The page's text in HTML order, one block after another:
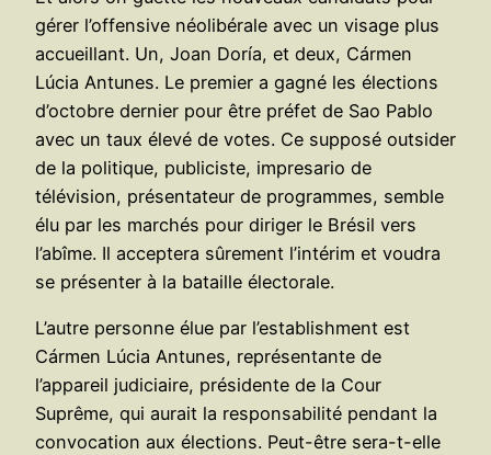
gérer l’offensive néolibérale avec un visage plus
accueillant. Un, Joan Doría, et deux, Cármen
Lúcia Antunes. Le premier a gagné les élections
d’octobre dernier pour être préfet de Sao Pablo
avec un taux élevé de votes. Ce supposé outsider
de la politique, publiciste, impresario de
télévision, présentateur de programmes, semble
élu par les marchés pour diriger le Brésil vers
l’abîme. Il acceptera sûrement l’intérim et voudra
se présenter à la bataille électorale.
L’autre personne élue par l’establishment est
Cármen Lúcia Antunes, représentante de
l’appareil judiciaire, présidente de la Cour
Suprême, qui aurait la responsabilité pendant la
convocation aux élections. Peut-être sera-t-elle